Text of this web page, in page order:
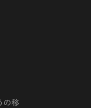
の移